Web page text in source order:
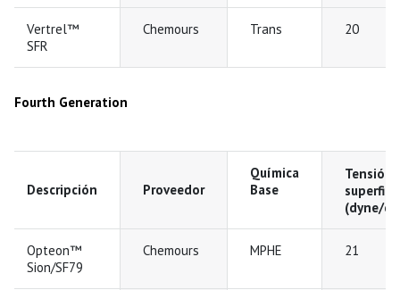
Vertrel™
SFR
Chemours Trans 20
Fourth Generation
Descripción Proveedor
Química
Base
Tensión
(dyne/
Opteon™
Sion/SF79
Chemours MPHE 21